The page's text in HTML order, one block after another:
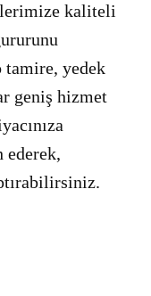
kaliteli
tamire, yedek
geniş hizmet